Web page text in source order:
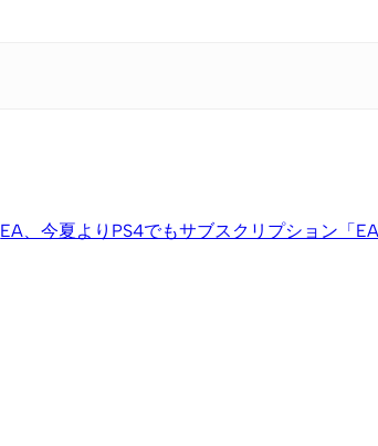
EA、今夏よりPS4でもサブスクリプション「